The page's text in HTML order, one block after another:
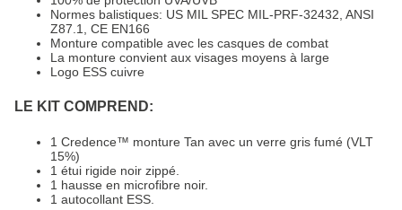
Normes balistiques: US MIL SPEC MIL-PRF-32432, ANSI
Z87.1, CE EN166
Monture compatible avec les casques de combat
La monture convient aux visages moyens à large
Logo ESS cuivre
LE KIT COMPREND:
1 Credence™ monture Tan avec un verre gris fumé (VLT
15%)
1 étui rigide noir zippé.
1 hausse en microfibre noir.
1 autocollant ESS.